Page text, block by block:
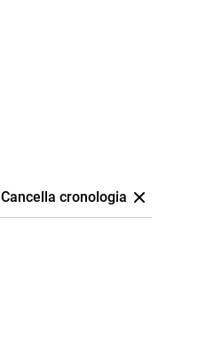
Cancella cronologia